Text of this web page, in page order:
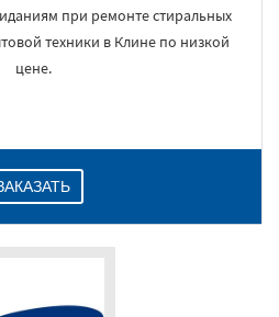
при ремонте стиральных
техники в Клине по низкой
цене.